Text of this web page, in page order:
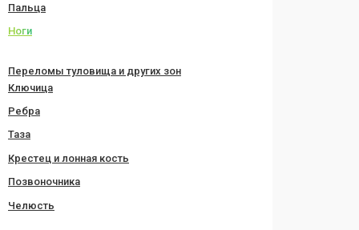
Пальца
Ноги
Переломы туловища и других зон
Ключица
Ребра
Таза
Крестец и лонная кость
Позвоночника
Челюсть